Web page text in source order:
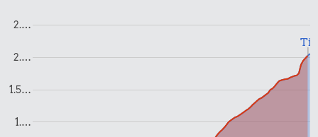
0,31 kr.
1.…
1.5…
2.…
2.…
Til